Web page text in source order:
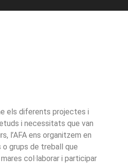
els diferents projectes i
i necessitats que van
l’AFA ens organitzem en
grups de treball que
col·laborar i participar